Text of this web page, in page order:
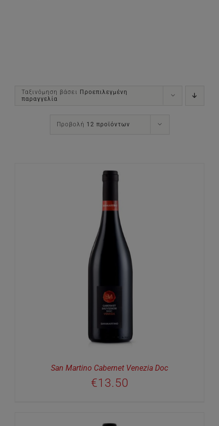
Ταξινόμηση βάσει Προεπιλεγμένη
παραγγελία
Προβολή 12 προϊόντων
San Martino Cabernet Venezia Doc
€13.50